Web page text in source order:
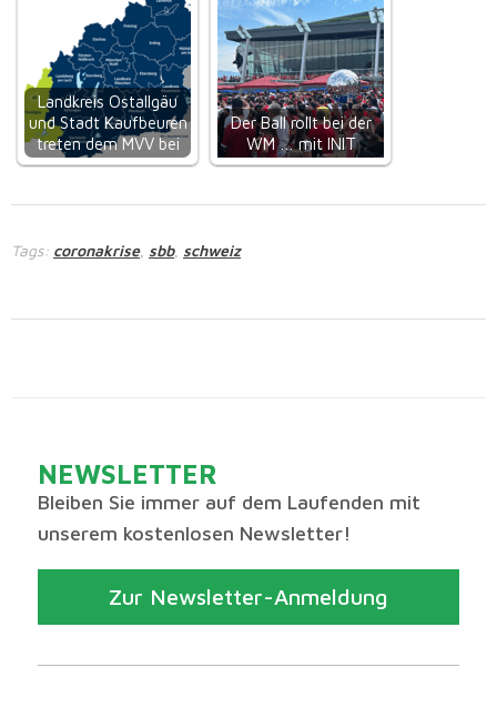
Landkreis Ostallgäu
und Stadt Kaufbeuren
treten dem MVV bei
Der Ball rollt bei der
WM … mit INIT
Tags: coronakrise, sbb, schweiz
NEWSLETTER
Bleiben Sie immer auf dem Laufenden mit
unserem kostenlosen Newsletter!
Zur Newsletter-Anmeldung